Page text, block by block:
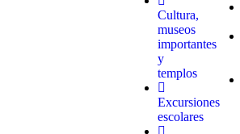
Cultura,
museos
importantes
y
templos
Excursiones
escolares